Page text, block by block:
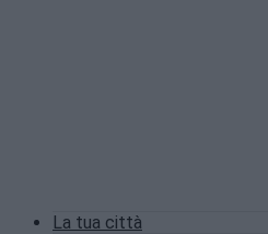
La tua città